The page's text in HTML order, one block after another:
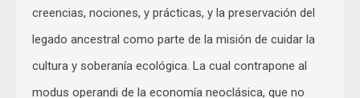
creencias, nociones, y prácticas, y la preservación del
legado ancestral como parte de la misión de cuidar la
cultura y soberanía ecológica. La cual contrapone al
modus operandi de la economía neoclásica, que no